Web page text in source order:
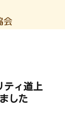
ティ道上
した